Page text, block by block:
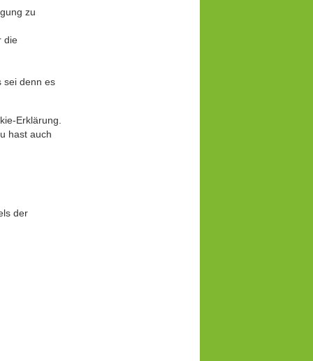
zu
die
sei denn es
Erklärung.
hast auch
der